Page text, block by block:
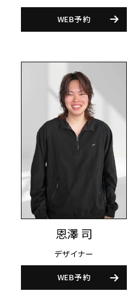
WEB予約
恩澤 司
デザイナー
WEB予約